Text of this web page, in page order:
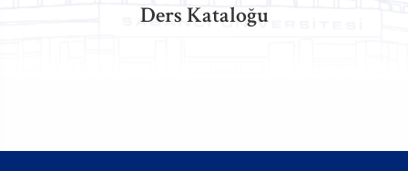
Ders Kataloğu